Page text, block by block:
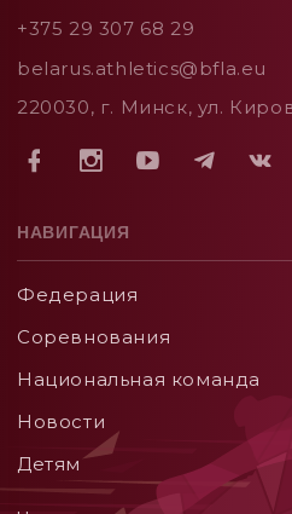
+375 29 307 68 29
belarus.athletics@bfla.eu
220030, г. Минск, ул.
НАВИГАЦИЯ
Федерация
Соревнования
Национальная команда
Новости
Детям